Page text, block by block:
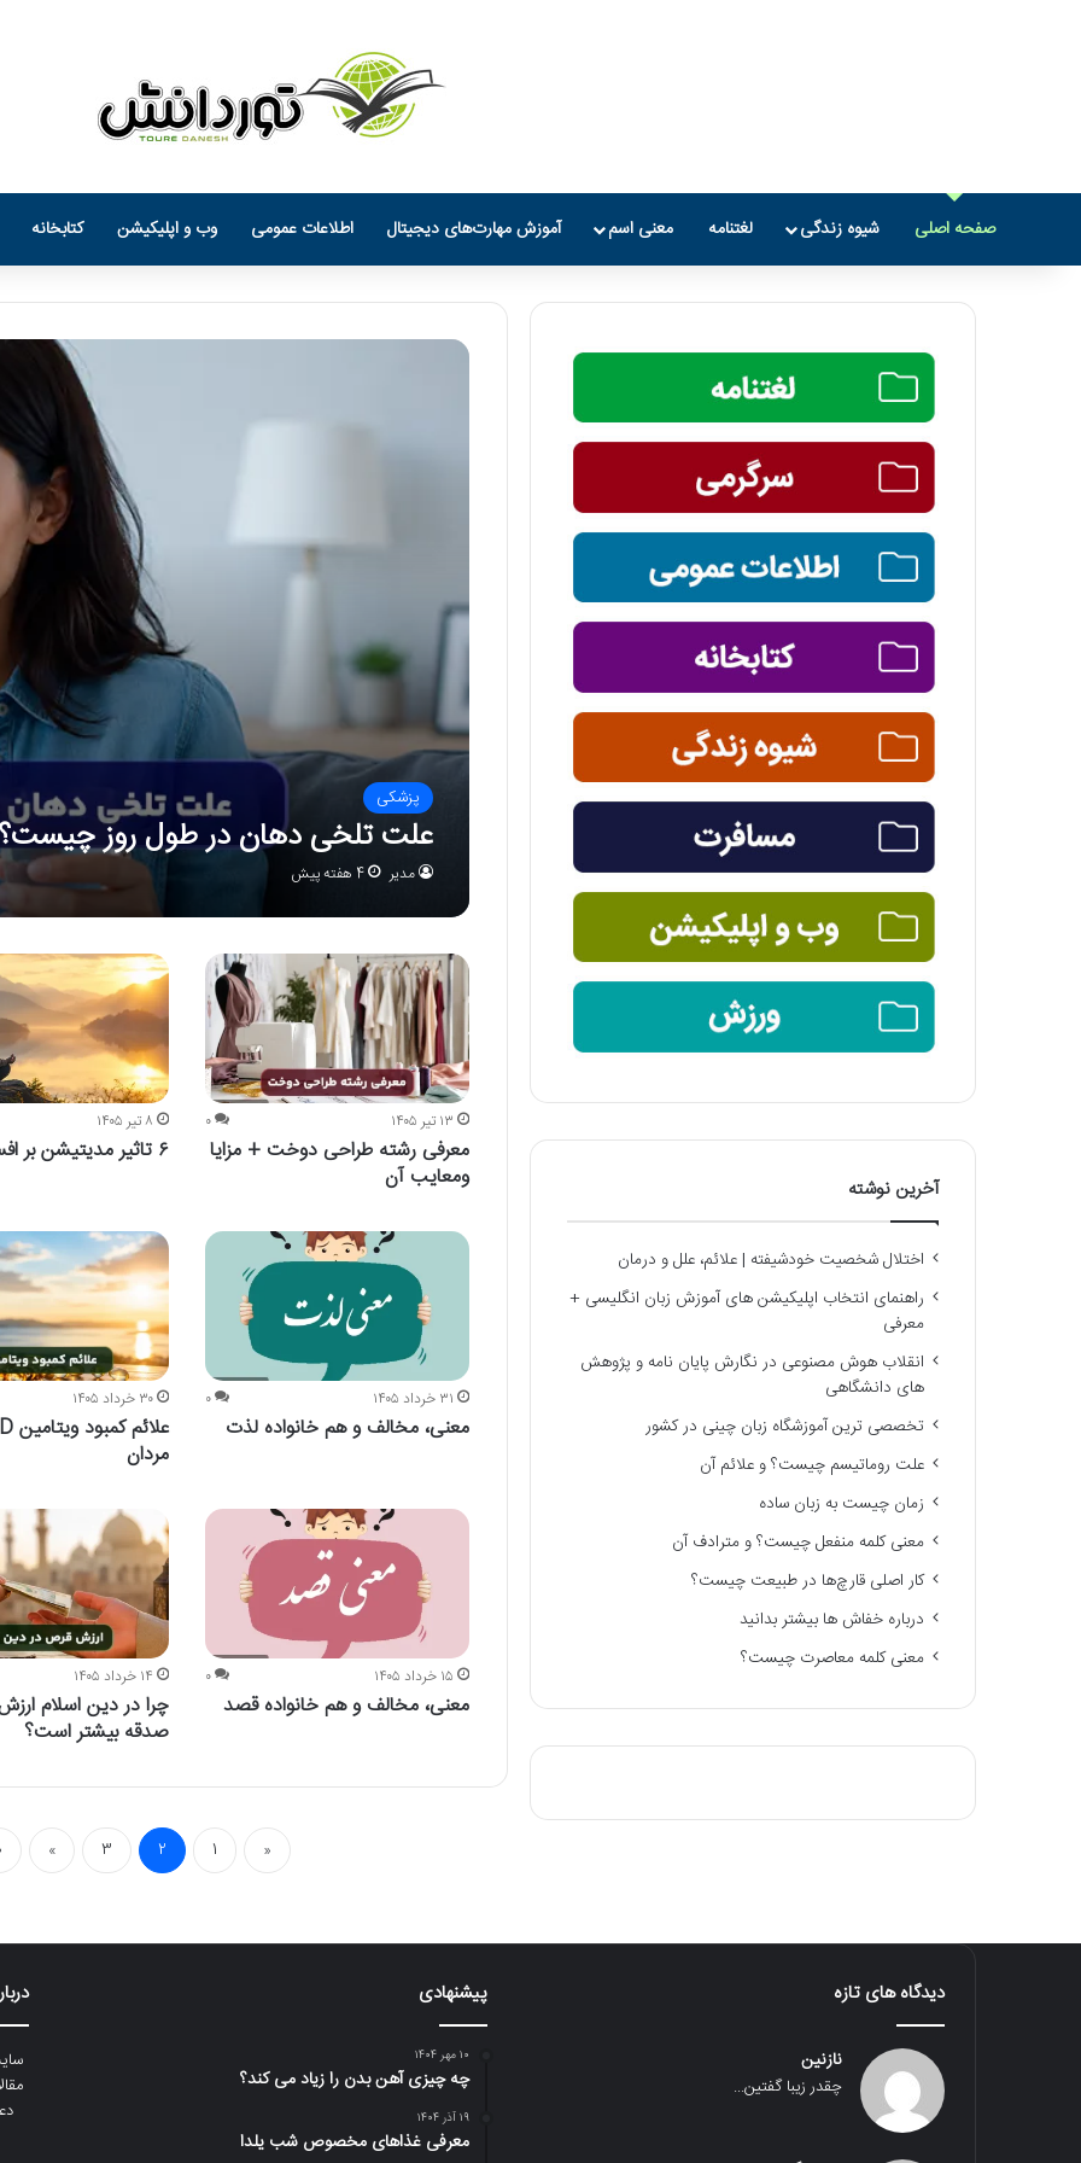
صفحه اصلی شیوه زندگی لغتنامه معنی اسم آموزش مهارت‌های دیجیتال اطلاعات عمومی وب و اپلیکیشن کتابخانه
پزشکی
علت تلخی دهان در طول روز
مدیر 4 هفته پیش
۱۳ تیر ۱۴۰۵ ۰
معرفی رشته طراحی دوخت + مزایا
ومعایب آن
۸ تیر ۱۴۰۵
۶ تاثیر مدیتیشن بر افسردگی
۳۱ خرداد ۱۴۰۵ ۰
معنی، مخالف و هم خانواده لذت
۳۰ خرداد ۱۴۰۵
مردان
۱۵ خرداد ۱۴۰۵ ۰
معنی، مخالف و هم خانواده قصد
۱۴ خرداد ۱۴۰۵
چرا در دین اسلام
صدقه بیشتر است؟
«
1
2
3
»
آخرین نوشته
اختلال شخصیت خودشیفته | علائم، علل و درمان
راهنمای انتخاب اپلیکیشن های آموزش زبان انگلیسی +
معرفی
انقلاب هوش مصنوعی در نگارش پایان نامه و پژوهش
های دانشگاهی
تخصصی ترین آموزشگاه زبان چینی در کشور
علت روماتیسم چیست؟ و علائم آن
زمان چیست به زبان ساده
معنی کلمه منفعل چیست؟ و مترادف آن
کار اصلی قارچ‌ها در طبیعت چیست؟
درباره خفاش ها بیشتر بدانید
معنی کلمه معاصرت چیست؟
دیدگاه های تازه
نازنین
چقدر زیبا گفتین...
پیشنهادی
۱۰ مهر ۱۴۰۴
چه چیزی آهن بدن را زیاد می کند؟
۱۹ آذر ۱۴۰۴
معرفی غذاهای مخصوص شب یلدا